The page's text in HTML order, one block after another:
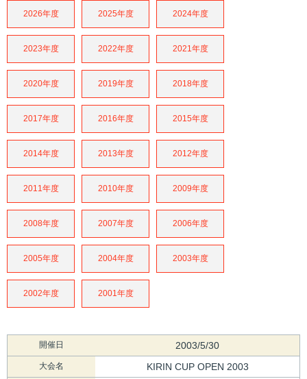
2026年度 2025年度 2024年度
2023年度 2022年度 2021年度
2020年度 2019年度 2018年度
2017年度 2016年度 2015年度
2014年度 2013年度 2012年度
2011年度 2010年度 2009年度
2008年度 2007年度 2006年度
2005年度 2004年度 2003年度
2002年度 2001年度
開催日 2003/5/30
大会名 KIRIN CUP OPEN 2003